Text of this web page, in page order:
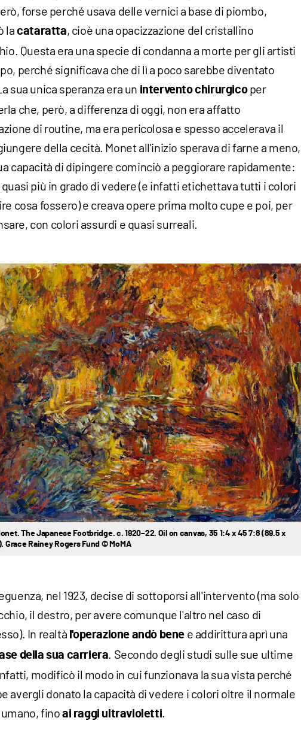
forse perché usava delle vernici a base di piombo,
lacataratta, cioè una opacizzazione del cristallino
Questa era una specie di condanna a morte per gli artisti
perché significava che di lì a poco sarebbe diventato
sua unica speranza era un intervento chirurgicoper
che, però, a differenza di oggi, non era affatto
di routine, ma era pericolosa e spesso accelerava il
della cecità. Monet all'inizio sperava di farne a meno,
capacità di dipingere cominciò a peggiorare rapidamente:
quasi più in grado di vedere (e infatti etichettava tutti i colori
cosa fossero) e creava opere prima molto cupe e poi, per
con colori assurdi e quasi surreali.
The Japanese Footbridge. c. 1920–22. Oil on canvas, 35 1:4 x 45 7:8 (89.5 x
Grace Rainey Rogers Fund © MoMA
nel 1923, decise di sottoporsi all'intervento (ma solo
il destro, per avere comunque l'altro nel caso di
In realtà l'operazione andò bene e addirittura aprì una
della sua carriera. Secondo degli studi sulle sue ultime
modificò il modo in cui funzionava la sua vista perché
avergli donato la capacità di vedere i colori oltre il normale
finoai raggi ultravioletti.